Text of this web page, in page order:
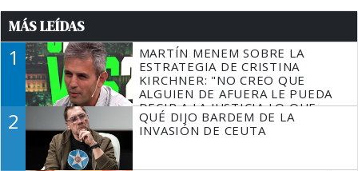
MÁS LEÍDAS
1
MARTÍN MENEM SOBRE LA
ESTRATEGIA DE CRISTINA
KIRCHNER: "NO CREO QUE
ALGUIEN DE AFUERA LE PUEDA
DECIR A LA JUSTICIA LO QUE
TIENE QUE HACER"
2
QUÉ DIJO BARDEM DE LA
INVASIÓN DE CEUTA